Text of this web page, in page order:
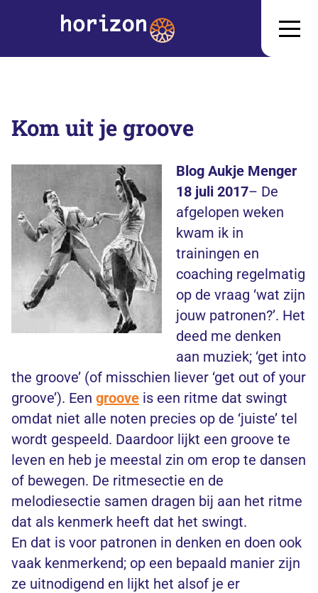
Kom uit je groove
Blog Aukje Menger
18 juli 2017– De
afgelopen weken
kwam ik in
trainingen en
coaching regelmatig
op de vraag ‘wat zijn
jouw patronen?’. Het
deed me denken
aan muziek; ‘get into
the groove’ (of misschien liever ‘get out of your
groove’). Een groove is een ritme dat swingt
omdat niet alle noten precies op de ‘juiste’ tel
wordt gespeeld. Daardoor lijkt een groove te
leven en heb je meestal zin om erop te dansen
of bewegen. De ritmesectie en de
melodiesectie samen dragen bij aan het ritme
dat als kenmerk heeft dat het swingt.
En dat is voor patronen in denken en doen ook
vaak kenmerkend; op een bepaald manier zijn
ze uitnodigend en lijkt het alsof je er